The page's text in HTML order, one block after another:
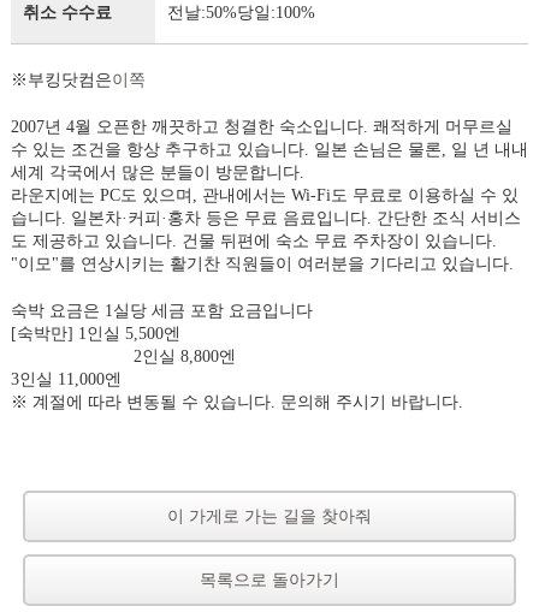
취소 수수료 전날:50%당일:100%
※부킹닷컴은이쪽
2007년 4월 오픈한 깨끗하고 청결한 숙소입니다. 쾌적하게 머무르실
수 있는 조건을 항상 추구하고 있습니다. 일본 손님은 물론, 일 년 내내
세계 각국에서 많은 분들이 방문합니다.
라운지에는 PC도 있으며, 관내에서는 Wi-Fi도 무료로 이용하실 수 있
습니다. 일본차·커피·홍차 등은 무료 음료입니다. 간단한 조식 서비스
도 제공하고 있습니다. 건물 뒤편에 숙소 무료 주차장이 있습니다.
"이모"를 연상시키는 활기찬 직원들이 여러분을 기다리고 있습니다.
숙박 요금은 1실당 세금 포함 요금입니다
[숙박만] 1인실 5,500엔
2인실 8,800엔
3인실 11,000엔
※ 계절에 따라 변동될 수 있습니다. 문의해 주시기 바랍니다.
이 가게로 가는 길을 찾아줘
목록으로 돌아가기